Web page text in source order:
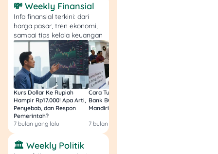
Namun, beberapa
perusahaan bisa saja
membuat kebijakan
internal, misalnya
memberikan cuti kolektif,
work from home, jadwal
operasional terbatas, atau
memperbolehkan
karyawan mengambil cuti
tahunan. Karena itu, pekerja
sebaiknya mengecek
pengumuman resmi dari
HR atau atasan langsung.
💸 Weekly Finansial
Info finansial terkini: dari
harga pasar, tren ekonomi,
sampai tips kelola keuangan
Kurs Dollar Ke Rupiah
Hampir Rp17.000! Apa Arti,
Penyebab, dan Respon
Pemerintah?
7 bulan yang lalu
Cara Tukar Uang Baru di
Bank BCA (Umum, BNI,
Mandiri, BRI, dan BSI) 2026!
7 bulan yang lalu
🏛️ Weekly Politik